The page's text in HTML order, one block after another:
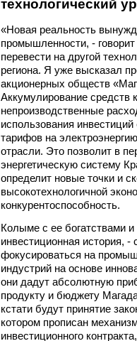
технологический
«Новая реальность
промышленности, -
перевести на другой
региона. Я уже высказал
акционерных обществ
Аккумулирование средств
непроизводственные
использования
тарифов на
отрасли. Это позволит в
энергетическую систему
определит новые точки и
высокотехнологичной
конкурентоспособность.
Колыме с ее богатствами
инвестиционная история, -
фокусироваться на
индустрий на основе
они дадут абсолютную
продукту и бюджету
кстати будут принятие
котором прописан
инвестиционного